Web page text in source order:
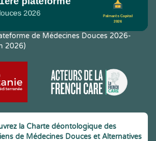
de Médecines Douces 2026-
2026)
la Charte déontologique des
de Médecines Douces et Alternatives